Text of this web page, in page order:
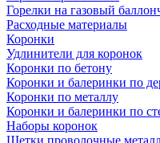
Горелки на газовый
Расходные материалы
Коронки
Удлинители для коронок
Коронки по бетону
Коронки и балеринки по
Коронки по металлу
Коронки и балеринки по
Наборы коронок
Щетки